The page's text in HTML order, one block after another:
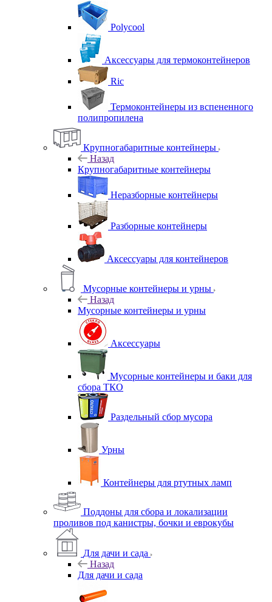
Polycool
Аксессуары для термоконтейнеров
Ric
Термоконтейнеры из вспененного
полипропилена
Крупногабаритные контейнеры
Назад
Крупногабаритные контейнеры
Неразборные контейнеры
Разборные контейнеры
Аксессуары для контейнеров
Мусорные контейнеры и урны
Назад
Мусорные контейнеры и урны
Аксессуары
Мусорные контейнеры и баки для
сбора ТКО
Раздельный сбор мусора
Урны
Контейнеры для ртутных ламп
Поддоны для сбора и локализации
проливов под канистры, бочки и еврокубы
Для дачи и сада
Назад
Для дачи и сада